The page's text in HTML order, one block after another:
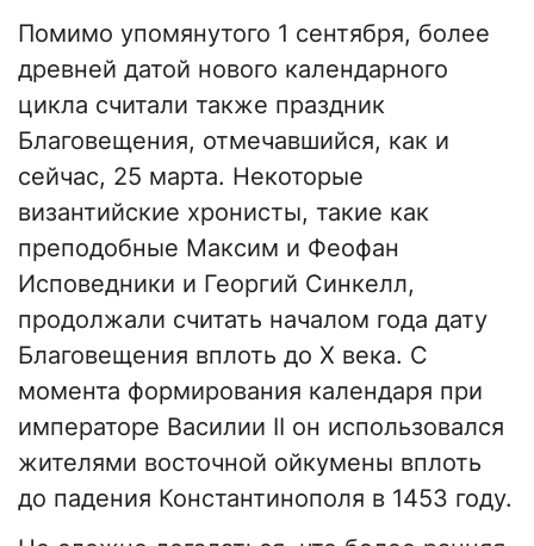
Помимо упомянутого 1 сентября, более
древней датой нового календарного
цикла считали также праздник
Благовещения, отмечавшийся, как и
сейчас, 25 марта. Некоторые
византийские хронисты, такие как
преподобные Максим и Феофан
Исповедники и Георгий Синкелл,
продолжали считать началом года дату
Благовещения вплоть до Х века. С
момента формирования календаря при
императоре Василии II он использовался
жителями восточной ойкумены вплоть
до падения Константинополя в 1453 году.